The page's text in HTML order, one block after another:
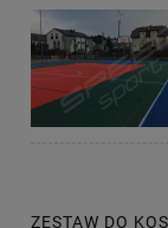
ZESTAW DO